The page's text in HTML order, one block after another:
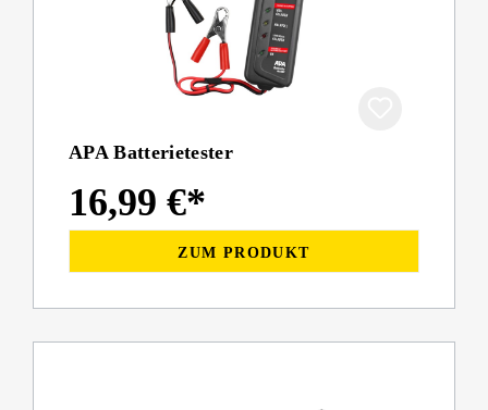
APA Batterietester
16,99 €*
ZUM PRODUKT